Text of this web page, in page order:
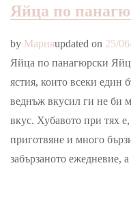
Яйца по
by Марияupdated on 25/
Яйца по панагюрски
ястия, които всеки един
веднъж вкусил ги не би
вкус. Хубавото при тях
приготвяне и много
забързаното ежедневие,